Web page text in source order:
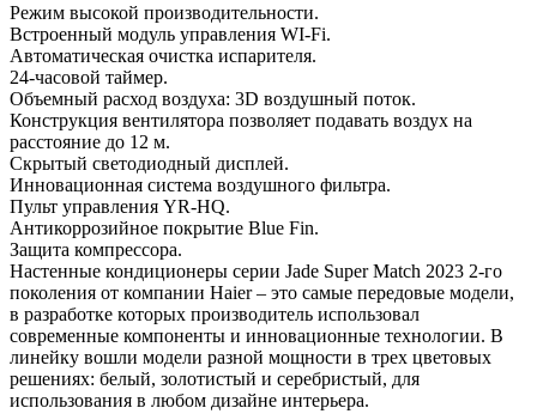
Режим высокой производительности.
Встроенный модуль управления WI-Fi.
Автоматическая очистка испарителя.
24-часовой таймер.
Объемный расход воздуха: 3D воздушный поток.
Конструкция вентилятора позволяет подавать воздух на
расстояние до 12 м.
Скрытый светодиодный дисплей.
Инновационная система воздушного фильтра.
Пульт управления YR-HQ.
Антикоррозийное покрытие Blue Fin.
Защита компрессора.
Настенные кондиционеры серии Jade Super Match 2023 2-го
поколения от компании Haier – это самые передовые модели,
в разработке которых производитель использовал
современные компоненты и инновационные технологии. В
линейку вошли модели разной мощности в трех цветовых
решениях: белый, золотистый и серебристый, для
использования в любом дизайне интерьера.